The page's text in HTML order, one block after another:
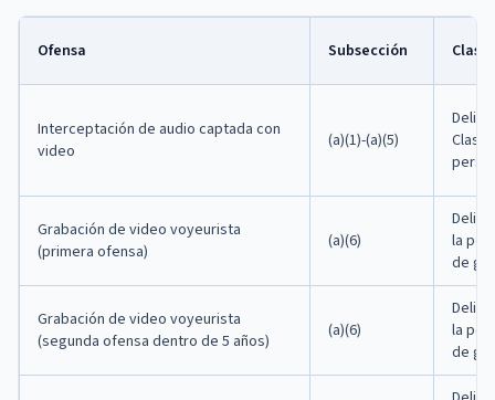
Ofensa Subsección
Interceptación de audio captada con
video
(a)(1)-(a)(5)
Delito
Clase
Grabación de video voyeurista
(primera ofensa)
(a)(6)
Delito
la
de
Grabación de video voyeurista
(segunda ofensa dentro de 5 años)
(a)(6)
Delito
la
de